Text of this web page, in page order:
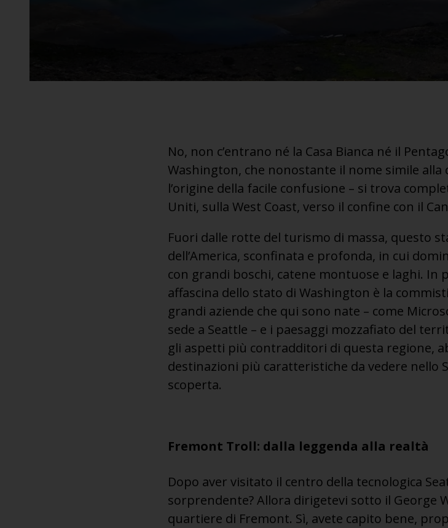
No, non c’entrano né la Casa Bianca né il
Washington, che nonostante il nome simile alla
l’origine della facile confusione – si trova
Uniti, sulla West Coast, verso il confine con il
Fuori dalle rotte del turismo di massa, questo
dell’America, sconfinata e profonda, in cui
con grandi boschi, catene montuose e laghi. In
affascina dello stato di Washington è la
grandi aziende che qui sono nate – come
sede a Seattle – e i paesaggi mozzafiato del
gli aspetti più contradditori di questa regione,
destinazioni più caratteristiche da vedere nello
scoperta.
Fremont Troll: dalla leggenda alla realtà
Dopo aver visitato il centro della tecnologica
sorprendente? Allora dirigetevi sotto il George
quartiere di Fremont. Sì, avete capito bene,